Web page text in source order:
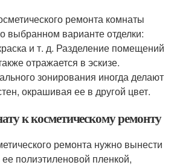
ремонта комнаты
выбранном варианте отделки:
и т. д. Разделение помещений
отражается в эскизе.
зонирования иногда делают
окрашивая ее в другой цвет.
к косметическому ремонту
ремонта нужно вынести
полиэтиленовой пленкой,